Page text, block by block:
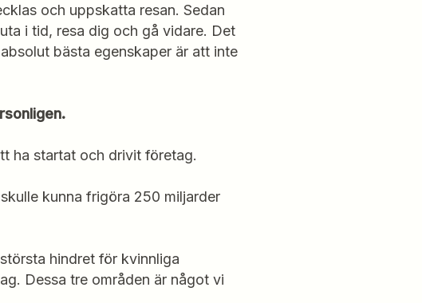
och uppskatta resan. Sedan
i tid, resa dig och gå vidare. Det
bästa egenskaper är att inte
ha startat och drivit företag.
kunna frigöra 250 miljarder
hindret för kvinnliga
Dessa tre områden är något vi